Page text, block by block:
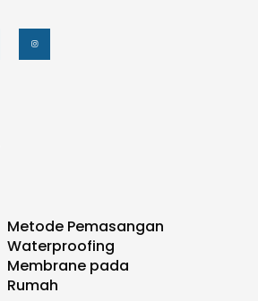
Metode Pemasangan
Waterproofing
Membrane pada
Rumah